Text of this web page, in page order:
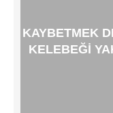
KAYBETMEK
KELEBEĞI